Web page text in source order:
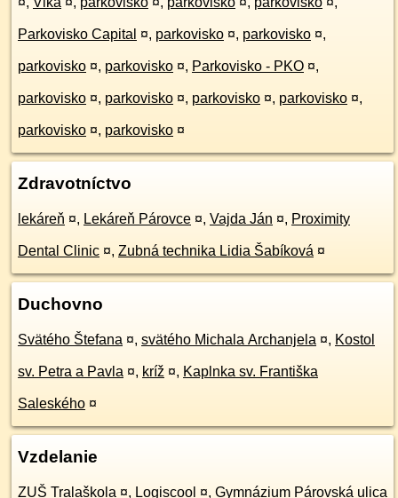
Parkovisko Capital ¤, parkovisko ¤, parkovisko ¤,
parkovisko ¤, parkovisko ¤, Parkovisko - PKO ¤,
parkovisko ¤, parkovisko ¤, parkovisko ¤, parkovisko ¤,
parkovisko ¤, parkovisko ¤
Zdravotníctvo
lekáreň ¤, Lekáreň Párovce ¤, Vajda Ján ¤, Proximity
Dental Clinic ¤, Zubná technika Lidia Šabíková ¤
Duchovno
Svätého Štefana ¤, svätého Michala Archanjela ¤, Kostol
sv. Petra a Pavla ¤, kríž ¤, Kaplnka sv. Františka
Saleského ¤
Vzdelanie
ZUŠ Tralaškola ¤, Logiscool ¤, Gymnázium Párovská ulica